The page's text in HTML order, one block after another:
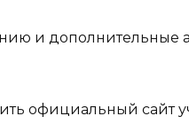
и дополнительные
официальный сайт